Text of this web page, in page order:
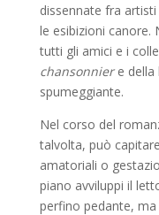
dissennate fra
le esibizioni canore.
tutti gli amici e i
chansonniere
spumeggiante.
Nel corso del
talvolta, può
amatoriali o
piano avviluppi il
perfino pedante,